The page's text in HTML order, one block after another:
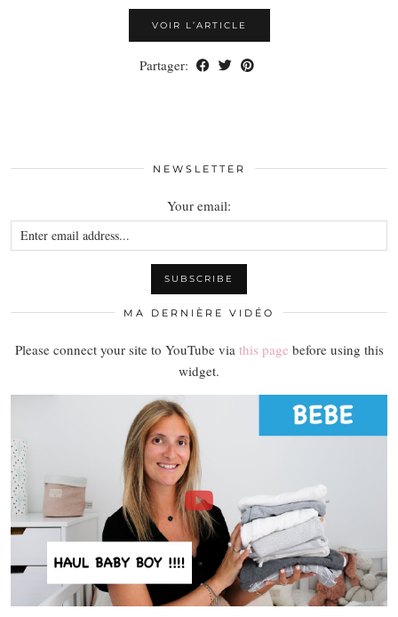
VOIR L’ARTICLE
Partager:
NEWSLETTER
Your email:
MA DERNIÈRE VIDÉO
Please connect your site to YouTube via this page before using this
widget.